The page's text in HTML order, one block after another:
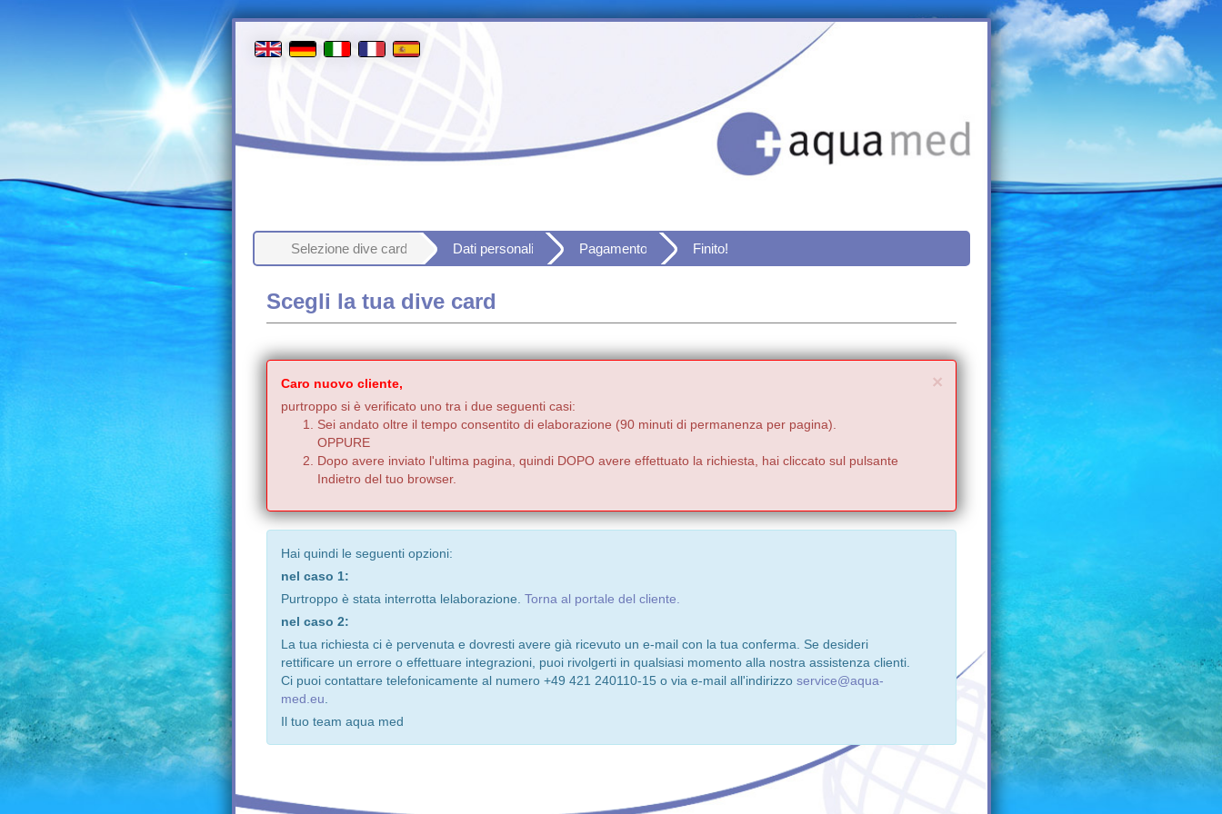
Selezione dive card Dati personali Pagamento Finito!
Scegli la tua dive card
×Close
Caro nuovo cliente,
purtroppo si è verificato uno tra i due seguenti casi:
Sei andato oltre il tempo consentito di elaborazione (90 minuti di permanenza per pagina).
OPPURE
Dopo avere inviato l'ultima pagina, quindi DOPO avere effettuato la richiesta, hai cliccato sul pulsante
Indietro del tuo browser.
Hai quindi le seguenti opzioni:
nel caso 1:
Purtroppo è stata interrotta lelaborazione. Torna al portale del cliente.
nel caso 2:
La tua richiesta ci è pervenuta e dovresti avere già ricevuto un e-mail con la tua conferma. Se desideri
rettificare un errore o effettuare integrazioni, puoi rivolgerti in qualsiasi momento alla nostra assistenza clienti.
Ci puoi contattare telefonicamente al numero +49 421 240110-15 o via e-mail all'indirizzo service@aqua-
med.eu
Il tuo team aqua med